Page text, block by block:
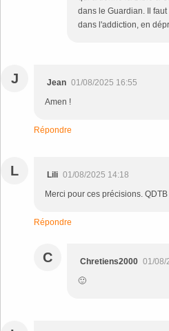
dans le Guardian. Il
dans l'addiction, en
J Jean 01/08/2025 16:55
Amen !
Répondre
L Lili 01/08/2025 14:18
Merci pour ces précisions. QDTB
Répondre
C Chretiens2000 01/08/
🙂